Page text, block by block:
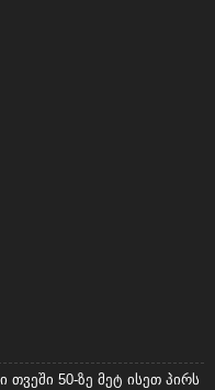
50-ზე მეტ ისეთ პირს